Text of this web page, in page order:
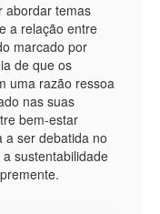
abordar temas
a relação entre
marcado por
de que os
uma razão ressoa
nas suas
bem-estar
a ser debatida no
sustentabilidade